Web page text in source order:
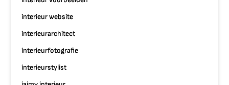
interieur website
interieurarchitect
interieurfotografie
interieurstylist